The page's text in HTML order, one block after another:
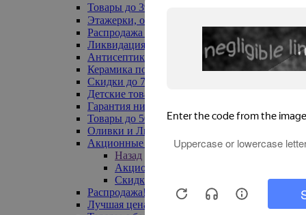
Товары до 399₽
Этажерки, обувницы
Распродажа текстиля до -50%
Ликвидация до -70%
Антисептики
Керамика по 129 руб
Скидки до 70%
Детские товары
Гарантия низкой цены
Товары до 500 руб
Оливки и Лимоны
Акционные товары
Назад
Акционные товары
Скидка 20% по промокоду
Распродажа! Ульяновск до -70%
Лучшая цена